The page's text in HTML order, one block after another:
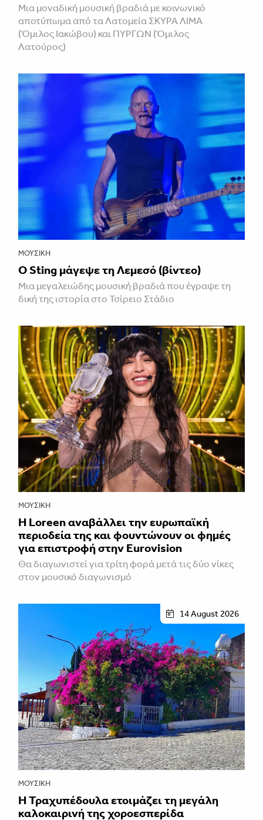
Μια μοναδική μουσική βραδιά με κοινωνικό
αποτύπωμα από τα Λατομεία ΣΚΥΡΑ ΛΙΜΑ
(Όμιλος Ιακώβου) και ΠΥΡΓΩΝ (Όμιλος
Λατούρος)
ΜΟΥΣΙΚΉ
Ο Sting μάγεψε τη Λεμεσό (βίντεο)
Μια μεγαλειώδης μουσική βραδιά που έγραψε τη
δική της ιστορία στο Τσίρειο Στάδιο
ΜΟΥΣΙΚΉ
Η Loreen αναβάλλει την ευρωπαϊκή
περιοδεία της και φουντώνουν οι φημές
για επιστροφή στην Eurovision
Θα διαγωνιστεί για τρίτη φορά μετά τις δύο νίκες
στον μουσικό διαγωνισμό
14 August 2026
ΜΟΥΣΙΚΉ
Η Τραχυπέδουλα ετοιμάζει τη μεγάλη
καλοκαιρινή της χοροεσπερίδα